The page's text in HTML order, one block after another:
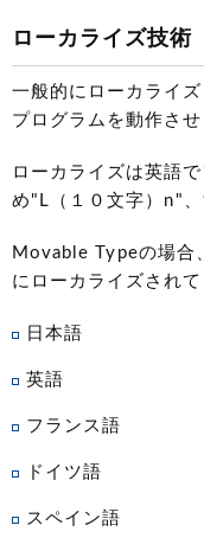
ローカライズ技術
一般的にローカライ
プログラムを動作さ
ローカライズは英語
め"L（１０文字）n"
Movable Typeの場合
にローカライズされて
日本語
英語
フランス語
ドイツ語
スペイン語